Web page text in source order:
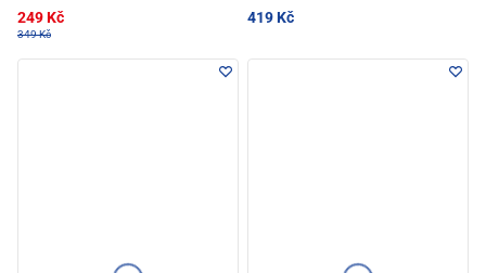
249 Kč
349 Kč
419 Kč